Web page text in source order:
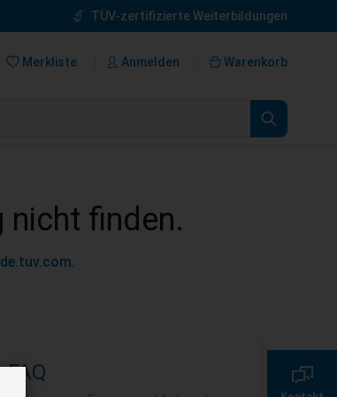
TÜV-zertifizierte Weiterbildungen
Merkliste Anmelden Warenkorb
nicht finden.
.